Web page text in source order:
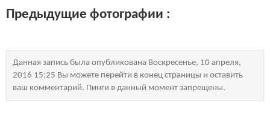
Предыдущие фотографии :
Данная запись была опубликована Воскресенье, 10 апреля,
2016 15:25 Вы можете перейти в конец страницы и оставить
ваш комментарий. Пинги в данный момент запрещены.